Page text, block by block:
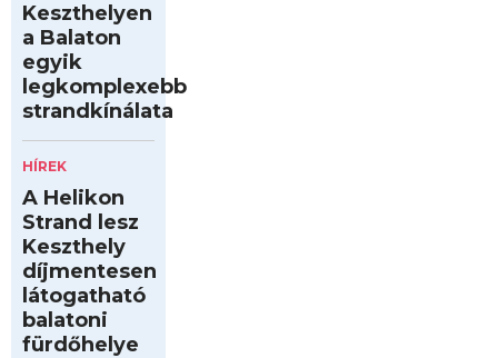
Keszthelyen
a Balaton
egyik
legkomplexebb
strandkínálata
HÍREK
A Helikon
Strand lesz
Keszthely
díjmentesen
látogatható
balatoni
fürdőhelye